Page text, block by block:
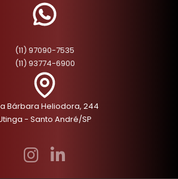
(11) 97090-7535
(11) 93774-6900
Bárbara Heliodora, 244
- Santo André/SP